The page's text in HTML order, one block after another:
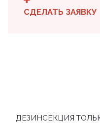
СДЕЛАТЬ ЗАЯВКУ
ДЕЗИНСЕКЦИЯ